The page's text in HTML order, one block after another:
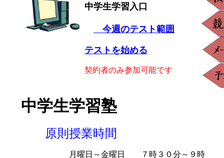
中学生学習塾
原則授業時間
月曜日～金曜日 ７時３０分～９時
中学生学習入口
今週のテスト範囲
テストを始める
契約者のみ参加可能です